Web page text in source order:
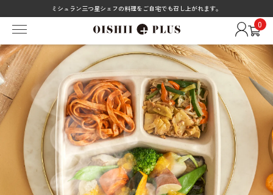
ミシュラン三つ星シェフの料理をご自宅でも召し上がれます。
0